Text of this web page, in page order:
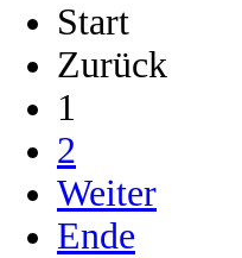
Start
Zurück
1
2
Weiter
Ende